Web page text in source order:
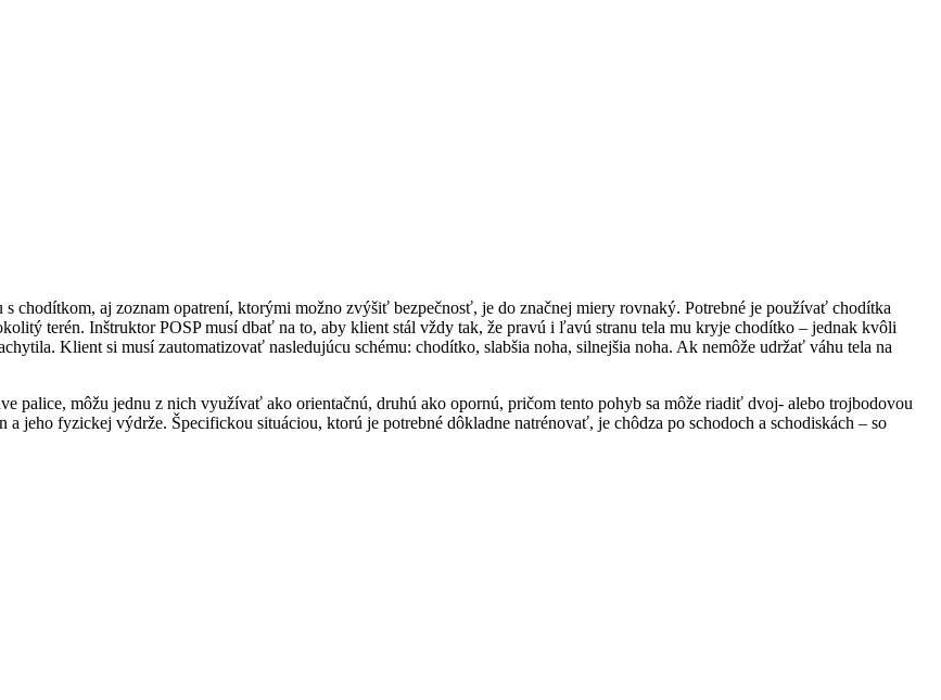
chodítkom, aj zoznam opatrení, ktorými možno zvýšiť bezpečnosť, je do značnej miery rovnaký. Potrebné je používať chodítka
terén. Inštruktor POSP musí dbať na to, aby klient stál vždy tak, že pravú i ľavú stranu tela mu kryje chodítko – jednak kvôli
Klient si musí zautomatizovať nasledujúcu schému: chodítko, slabšia noha, silnejšia noha. Ak nemôže udržať váhu tela na
palice, môžu jednu z nich využívať ako orientačnú, druhú ako opornú, pričom tento pohyb sa môže riadiť dvoj- alebo trojbodovou
jeho fyzickej výdrže. Špecifickou situáciou, ktorú je potrebné dôkladne natrénovať, je chôdza po schodoch a schodiskách – so